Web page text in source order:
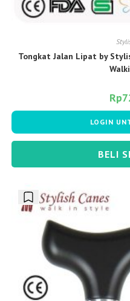
Tongkat Jalan Lipat by
Rp
LOGIN
BELI